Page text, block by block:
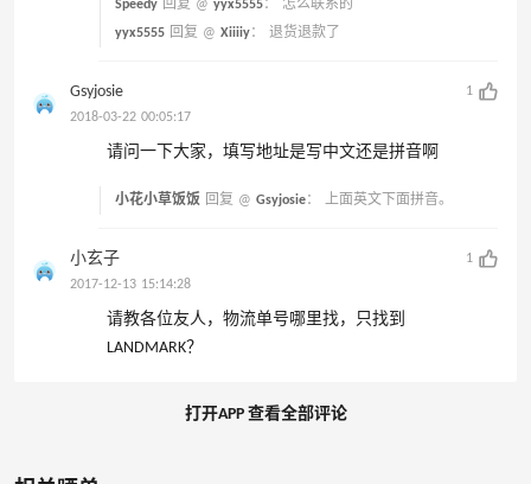
Speedy 回复 @ yyx5555： 怎么联系的
yyx5555 回复 @ Xiiiiy： 退货退款了
Gsyjosie
1
2018-03-22 00:05:17
请问一下大家，填写地址是写中文还是拼音啊
小花小草饭饭 回复 @ Gsyjosie： 上面英文下面拼音。
小玄子
1
2017-12-13 15:14:28
请教各位友人，物流单号哪里找，只找到
LANDMARK？
打开APP 查看全部评论